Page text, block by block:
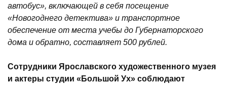
автобус», включающей в себя посещение
«Новогоднего детектива» и транспортное
обеспечение от места учебы до Губернаторского
дома и обратно, составляет 500 рублей.
Сотрудники Ярославского художественного музея
и актеры студии «Большой Ух» соблюдают